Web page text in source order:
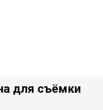
для съёмки